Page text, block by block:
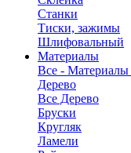
Станки
Тиски, зажимы
Шлифовальный
Материалы
Все - Материалы
Дерево
Все Дерево
Бруски
Кругляк
Ламели